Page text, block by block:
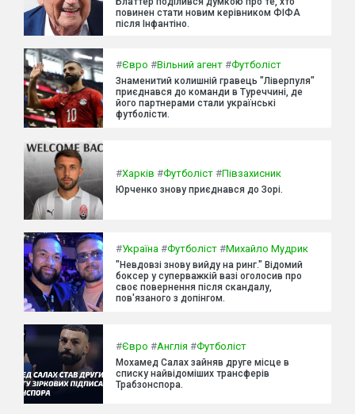
повинен стати новим керівником ФІФА
після Інфантіно.
#Євро #Вільний агент #Футболіст
Знаменитий колишній гравець "Ліверпуля"
приєднався до команди в Туреччині, де
його партнерами стали українські
футболісти.
#Харків #Футболіст #Півзахисник
Юрченко знову приєднався до Зорі.
#Україна #Футболіст #Михайло Мудрик
"Невдовзі знову вийду на ринг." Відомий
боксер у суперважкій вазі оголосив про
своє повернення після скандалу,
пов'язаного з допінгом.
#Євро #Англія #Футболіст
Мохамед Салах зайняв друге місце в
списку найвідоміших трансферів
Трабзонспора.